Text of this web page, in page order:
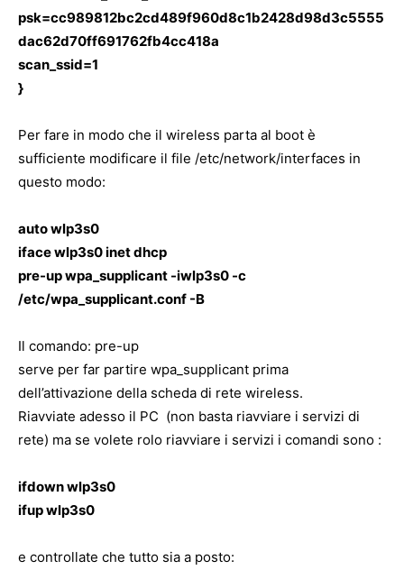
psk=cc989812bc2cd489f960d8c1b2428d98d3c5555
dac62d70ff691762fb4cc418a
scan_ssid=1
}
Per fare in modo che il wireless parta al boot è
sufficiente modificare il file /etc/network/interfaces in
questo modo:
auto wlp3s0
iface wlp3s0 inet dhcp
pre-up wpa_supplicant -iwlp3s0 -c
/etc/wpa_supplicant.conf -B
Il comando: pre-up
serve per far partire wpa_supplicant prima
dell’attivazione della scheda di rete wireless.
Riavviate adesso il PC (non basta riavviare i servizi di
rete) ma se volete rolo riavviare i servizi i comandi sono :
ifdown wlp3s0
ifup wlp3s0
e controllate che tutto sia a posto: